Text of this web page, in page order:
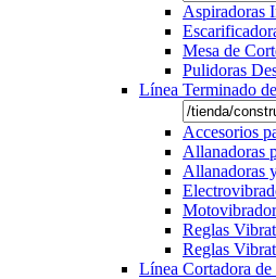
Aspiradoras
Mesa de
Pulidoras
Línea Terminado
Accesorios
Allanadoras
Allanadoras
Reglas
Reglas
Línea Cortadora